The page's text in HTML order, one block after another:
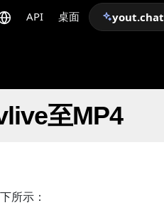
API 桌面 yout.chat
至MP4
所示：